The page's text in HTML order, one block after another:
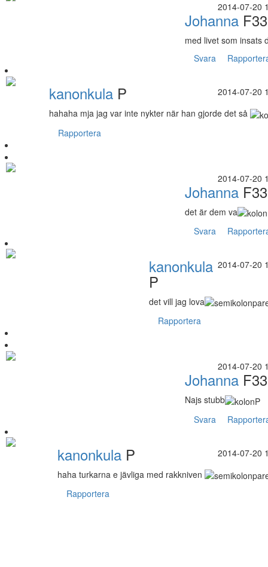
2014-07-20
Johanna F33
med livet som insats
Svara
2014-07-20
kanonkula P
hahaha mja jag var inte nykter när han gjorde det så
Rapportera
2014-07-20
Johanna F33
det är dem va
Svara
2014-07-20
kanonkula
P
det vill jag lova
Rapportera
2014-07-20
Johanna F33
Najs stubb
Svara
2014-07-20
kanonkula P
haha turkarna e jävliga med rakkniven
Rapportera